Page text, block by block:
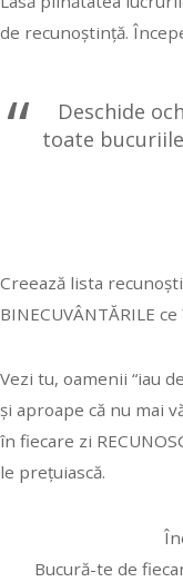
de recunoștință.
Deschide
toate
Creează lista
BINECUVÂNTĂRILE
Vezi tu, oamenii “iau
și aproape că nu mai
în fiecare zi
le prețuiască.
Bucură-te de